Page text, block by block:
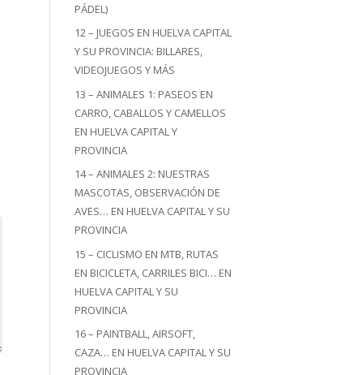
PÁDEL)
12 – JUEGOS EN HUELVA CAPITAL
Y SU PROVINCIA: BILLARES,
VIDEOJUEGOS Y MÁS
13 – ANIMALES 1: PASEOS EN
CARRO, CABALLOS Y CAMELLOS
EN HUELVA CAPITAL Y
PROVINCIA
14 – ANIMALES 2: NUESTRAS
MASCOTAS, OBSERVACIÓN DE
AVES… EN HUELVA CAPITAL Y SU
PROVINCIA
15 – CICLISMO EN MTB, RUTAS
EN BICICLETA, CARRILES BICI… EN
HUELVA CAPITAL Y SU
PROVINCIA
16 – PAINTBALL, AIRSOFT,
CAZA… EN HUELVA CAPITAL Y SU
PROVINCIA